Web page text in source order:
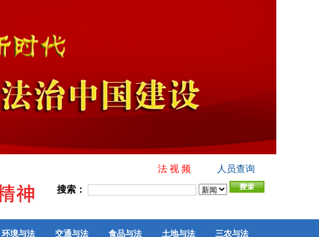
人员查询
法 视 频
搜索：
环境与法 交通与法 食品与法 土地与法
三农与法